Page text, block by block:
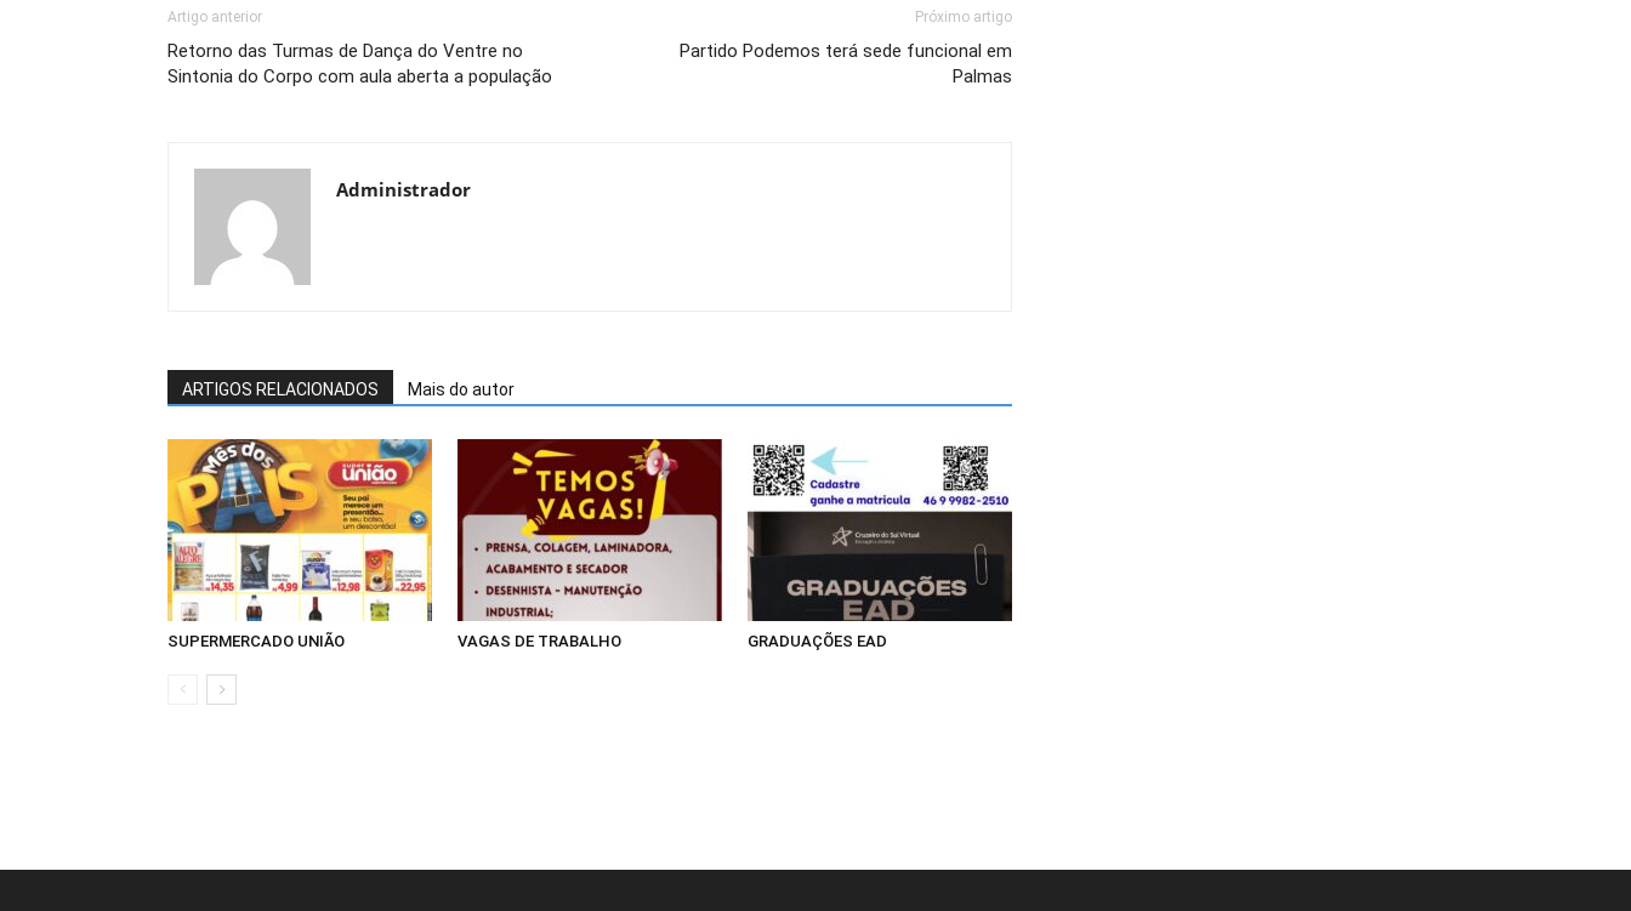
Artigo anterior
Retorno das Turmas de Dança do Ventre no
Sintonia do Corpo com aula aberta a população
Próximo artigo
Partido Podemos terá sede funcional em
Palmas
Administrador
ARTIGOS RELACIONADOS Mais do autor
SUPERMERCADO UNIÃO VAGAS DE TRABALHO GRADUAÇÕES EAD